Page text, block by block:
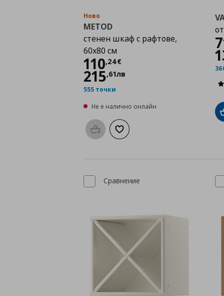
Ново
METOD
стенен шкаф с рафтове,
60x80 см
110,24€
Цена
215,61лв
555 точки
Не е налично онлайн
Προσθήκη στο καλάθι
Добави към списъка с любими
Сравнение